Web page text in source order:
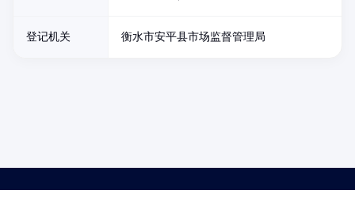
登记机关 衡水市安平县市场监督管理局